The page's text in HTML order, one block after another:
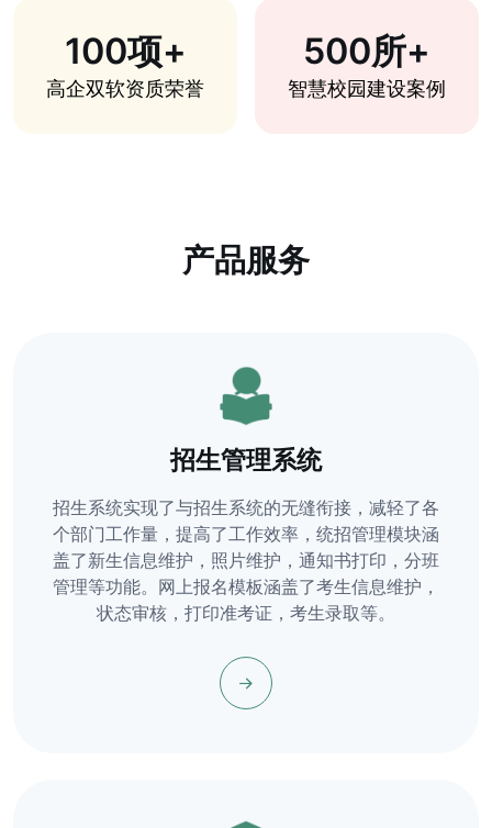
100项+
高企双软资质荣誉
500所+
智慧校园建设案例
产品服务
招生管理系统
招生系统实现了与招生系统的无缝衔接，减轻了各
个部门工作量，提高了工作效率，统招管理模块涵
盖了新生信息维护，照片维护，通知书打印，分班
管理等功能。网上报名模板涵盖了考生信息维护，
状态审核，打印准考证，考生录取等。